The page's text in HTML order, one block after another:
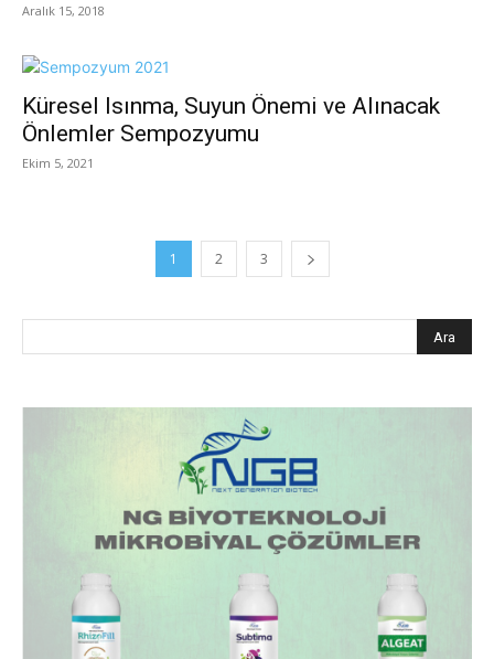
Aralık 15, 2018
Küresel Isınma, Suyun Önemi ve Alınacak
Önlemler Sempozyumu
Ekim 5, 2021
1 2 3